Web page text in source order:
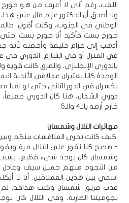
اللقب، رغم أني لا أعرف من هو
ولا أصدق أن الدكتور عزام قال عني
الوطني في الجنوب، وكنت أقول:
جورج بست فأكيد أنا جورج بست. حتى
أذهب إلى عزام خليفة وأحضنه لأنه
في المنزل أو في الشارع. الدوري في
بالدوري الإنجليزي، والفرق كانت قوية
الوحدة كانا يعتبران عملاقي الأندية
يخسران في الدور الثاني حتى لو لعبا
دوري الشمال، هنا كان الدوري
خارج أرضه بالـ4 والـ5.
مهاترات التلال وشمسان
كيف كانت تجرى المنافسات بينكم وبين
وشمسان كان يوجد شيء فظيع،
من النجوم منهم جميل سيف وعادل
اسمي بين هذين العملاقين. أنا لا
قدت فريق شمسان وكنت هدافه. لم
نجوميتنا الضاربة، وفي التلال كان